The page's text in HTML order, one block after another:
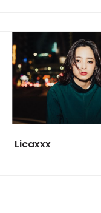
Licaxxx